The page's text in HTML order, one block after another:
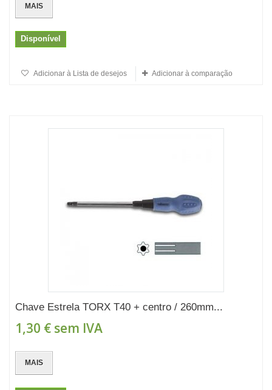
MAIS
Disponível
Adicionar à Lista de desejos Adicionar à comparação
Chave Estrela TORX T40 + centro / 260mm...
1,30 € sem IVA
MAIS